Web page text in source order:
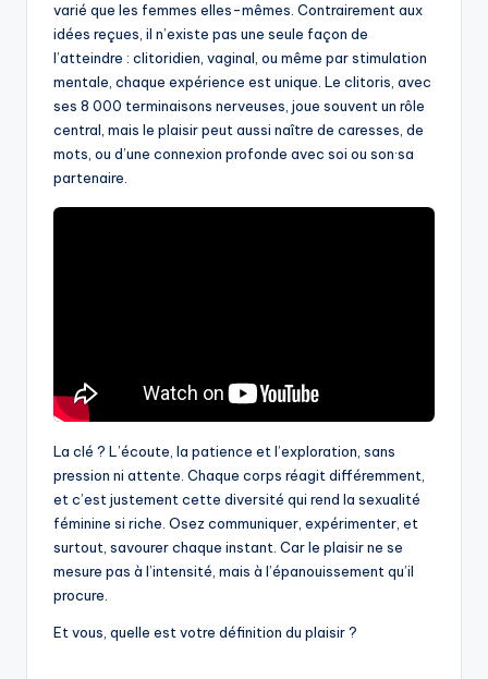
varié que les femmes elles-mêmes. Contrairement aux
idées reçues, il n’existe pas une seule façon de
l’atteindre : clitoridien, vaginal, ou même par stimulation
mentale, chaque expérience est unique. Le clitoris, avec
ses 8 000 terminaisons nerveuses, joue souvent un rôle
central, mais le plaisir peut aussi naître de caresses, de
mots, ou d’une connexion profonde avec soi ou son·sa
partenaire.
La clé ? L’écoute, la patience et l’exploration, sans
pression ni attente. Chaque corps réagit différemment,
et c’est justement cette diversité qui rend la sexualité
féminine si riche. Osez communiquer, expérimenter, et
surtout, savourer chaque instant. Car le plaisir ne se
mesure pas à l’intensité, mais à l’épanouissement qu’il
procure.
Et vous, quelle est votre définition du plaisir ?